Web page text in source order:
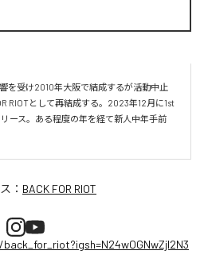
を受け2010年大阪で結成するが活動中止
RIOTとして再結成する。2023年12月に1st
リース。ある程度の年を経て新人中年手前
： BACK FOR RIOT